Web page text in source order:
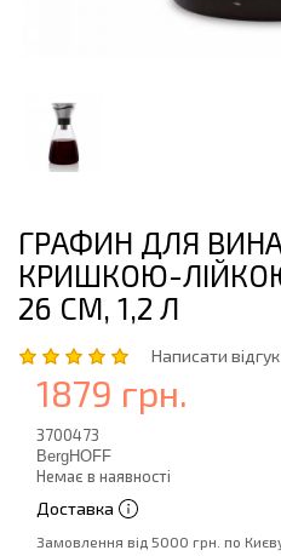
ГРАФИН ДЛЯ
КРИШКОЮ-
26 СМ, 1,2 Л
Написати відгук
1879 грн.
3700473
BergHOFF
Немає в наявності
Доставка
Замовлення від 5000 грн. по